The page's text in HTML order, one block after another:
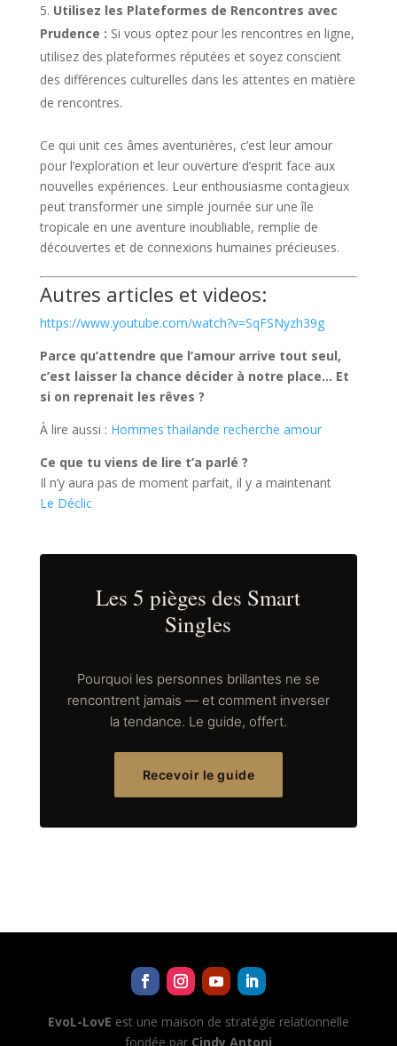
Utilisez les Plateformes de Rencontres avec
Prudence : Si vous optez pour les rencontres en ligne,
utilisez des plateformes réputées et soyez conscient
des différences culturelles dans les attentes en matière
de rencontres.
Ce qui unit ces âmes aventurières, c’est leur amour
pour l’exploration et leur ouverture d’esprit face aux
nouvelles expériences. Leur enthousiasme contagieux
peut transformer une simple journée sur une île
tropicale en une aventure inoubliable, remplie de
découvertes et de connexions humaines précieuses.
Autres articles et videos:
https://www.youtube.com/watch?v=SqFSNyzh39g
Parce qu’attendre que l’amour arrive tout seul,
c’est laisser la chance décider à notre place… Et
si on reprenait les rêves ?
À lire aussi : Hommes thailande recherche amour
Ce que tu viens de lire t’a parlé ?
Il n’y aura pas de moment parfait, il y a maintenant
Le Déclic
Les 5 pièges des Smart
Singles
Pourquoi les personnes brillantes ne se
rencontrent jamais — et comment inverser
la tendance. Le guide, offert.
Recevoir le guide
EvoL-LovE est une maison de stratégie relationnelle
fondée par Cindy Antoni